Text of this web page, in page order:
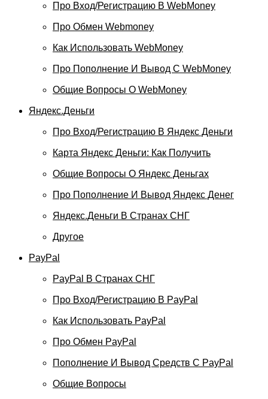
Про Вход/регистрацию В WebMoney
Про Обмен Webmoney
Как Использовать WebMoney
Про Пополнение И Вывод С WebMoney
Общие Вопросы О WebMoney
Яндекс.Деньги
Про Вход/регистрацию В Яндекс Деньги
Карта Яндекс Деньги: Как Получить
Общие Вопросы О Яндекс Деньгах
Про Пополнение И Вывод Яндекс Денег
Яндекс.Деньги В Странах СНГ
Другое
PayPal
PayPal В Странах СНГ
Про Вход/регистрацию В PayPal
Как Использовать PayPal
Про Обмен PayPal
Пополнение И Вывод Средств С PayPal
Общие Вопросы